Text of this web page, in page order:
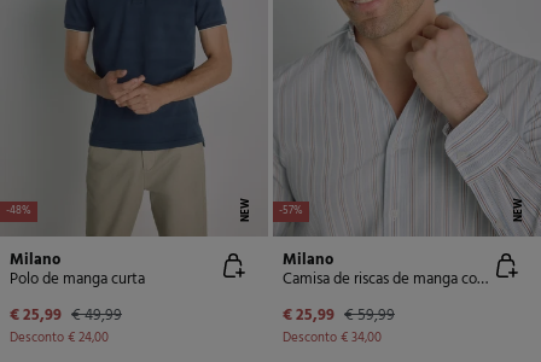
-48% NEW
Milano
Polo de manga curta
€ 25,99 € 49,99
Desconto€ 24,00
-57% NEW
Milano
Camisa de riscas de manga comprida
€ 25,99 € 59,99
Desconto€ 34,00